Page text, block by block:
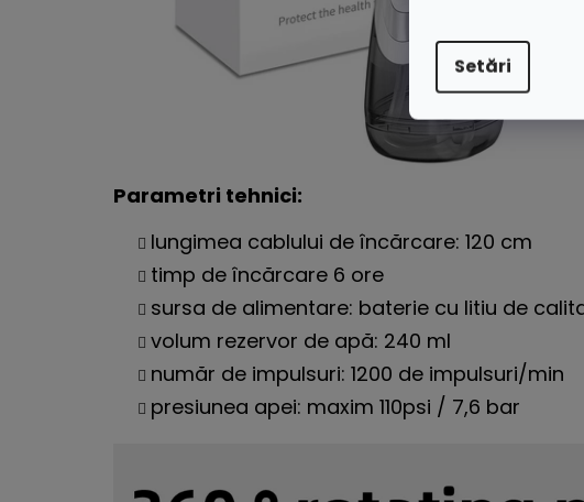
Setări
Parametri tehnici:
lungimea cablului de încărcare: 120 cm
timp de încărcare 6 ore
sursa de alimentare: baterie cu litiu de
volum rezervor de apă: 240 ml
număr de impulsuri: 1200 de impulsuri/min
presiunea apei: maxim 110psi / 7,6 bar